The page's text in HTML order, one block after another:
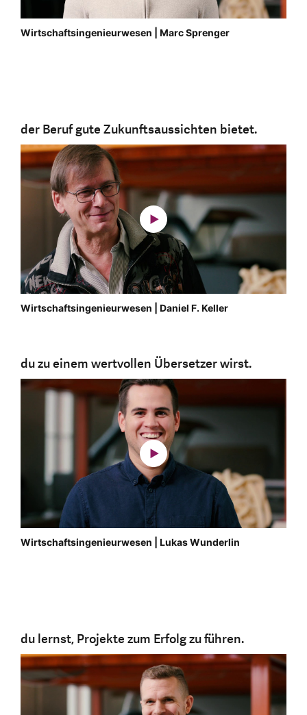
Wirtschaftsingenieurwesen | Marc Sprenger
der Beruf gute Zukunftsaussichten bietet.
Wirtschaftsingenieurwesen | Daniel F. Keller
du zu einem wertvollen Übersetzer wirst.
Wirtschaftsingenieurwesen | Lukas Wunderlin
du lernst, Projekte zum Erfolg zu führen.